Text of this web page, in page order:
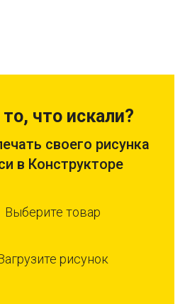
что искали?
своего рисунка
в Конструкторе
Выберите товар
рисунок